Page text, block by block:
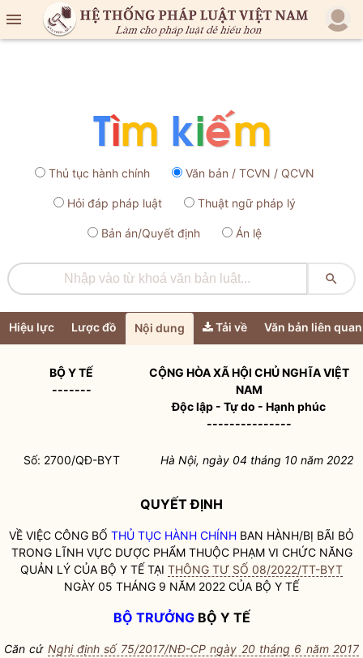

Thủ tục hành chính Văn bản / TCVN / QCVN
Hỏi đáp pháp luật Thuật ngữ pháp lý
Bản án/Quyết định Án lệ

Hiệu lực Lược đồ Nội dung Tải về Văn bản liên quan
BỘ Y TẾ
-------
CỘNG HÒA XÃ HỘI CHỦ NGHĨA VIỆT
NAM
Độc lập - Tự do - Hạnh phúc
---------------
Số: 2700/QĐ-BYT Hà Nội, ngày 04 tháng 10 năm 2022
QUYẾT ĐỊNH
VỀ VIỆC CÔNG BỐ THỦ TỤC HÀNH CHÍNH BAN HÀNH/BỊ BÃI BỎ
TRONG LĨNH VỰC DƯỢC PHẨM THUỘC PHẠM VI CHỨC NĂNG
QUẢN LÝ CỦA BỘ Y TẾ TẠI THÔNG TƯ SỐ 08/2022/TT-BYT
NGÀY 05 THÁNG 9 NĂM 2022 CỦA BỘ Y TẾ
BỘ TRƯỞNGBỘ Y TẾ
Căn cứ Nghị định số 75/2017/NĐ-CP ngày 20 tháng 6 năm 2017